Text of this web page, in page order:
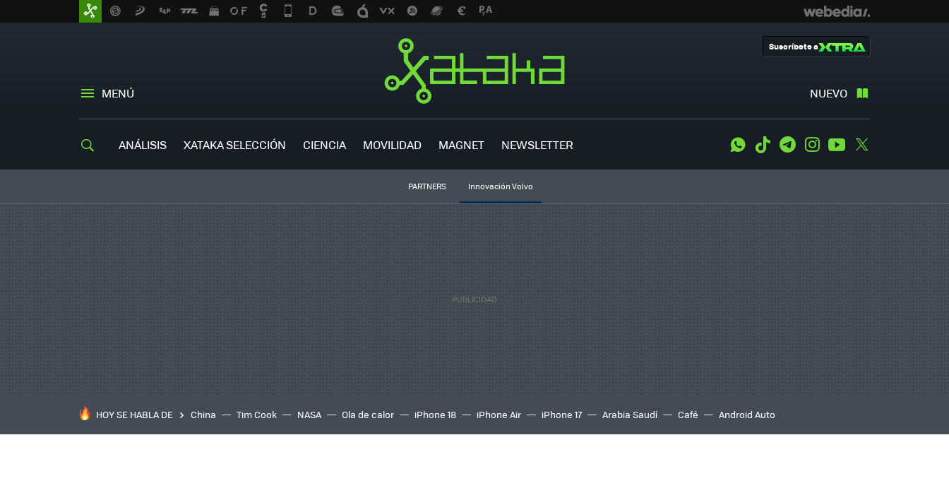
MENÚ NUEVO
Suscríbete a
ANÁLISIS XATAKA SELECCIÓN CIENCIA MOVILIDAD MAGNET NEWSLETTER WhatsApp
Tiktok TelegramInstagramYoutube
PARTNERS Innovación Volvo
HOY SE HABLA DE China Tim Cook NASA Ola de calor iPhone 18 iPhone Air iPhone 17 Arabia Saudí Café Android Auto